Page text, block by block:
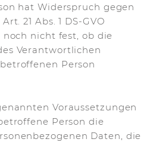
hat Widerspruch gegen
21 Abs. 1 DS-GVO
nicht fest, ob die
Verantwortlichen
Person
Voraussetzungen
Person die
Daten, die